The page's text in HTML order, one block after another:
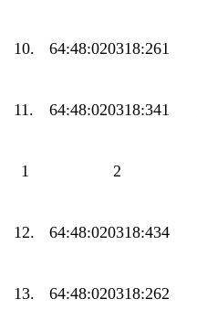
10. 64:48:020318:261
11. 64:48:020318:341
1 2
12. 64:48:020318:434
13. 64:48:020318:262